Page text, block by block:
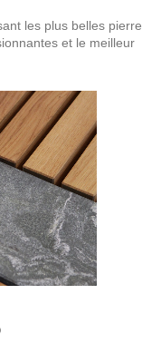
les plus belles pierre
et le meilleur